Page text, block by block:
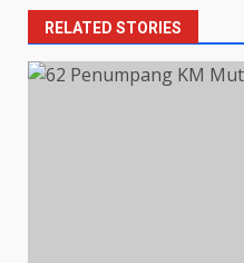
RELATED STORIES